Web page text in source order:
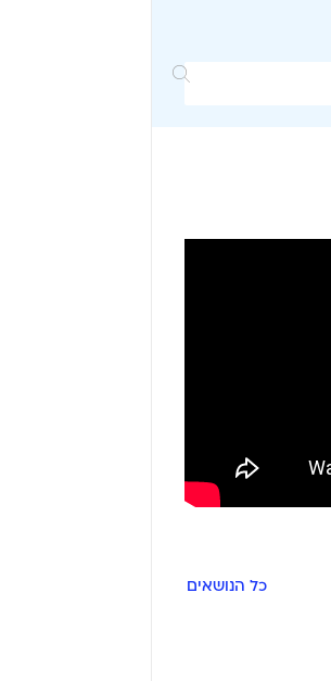

כל הנושאים